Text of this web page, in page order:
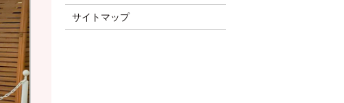
サイトマップ